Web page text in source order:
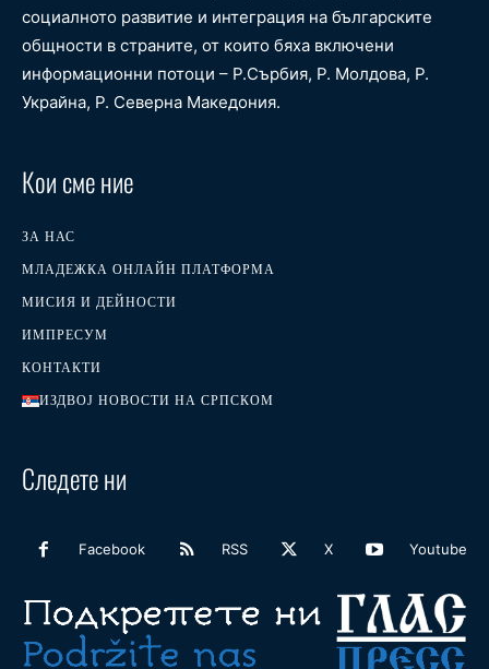
социалното развитие и интеграция на българските
общности в страните, от които бяха включени
информационни потоци – Р.Сърбия, Р. Молдова, Р.
Украйна, Р. Северна Македония.
Кои сме ние
ЗА НАС
МЛАДЕЖКА ОНЛАЙН ПЛАТФОРМА
МИСИЯ И ДЕЙНОСТИ
ИМПРЕСУМ
КОНТАКТИ
ИЗДВОЈ НОВОСТИ НА СРПСКОМ
Следете ни
Facebook RSS X Youtube